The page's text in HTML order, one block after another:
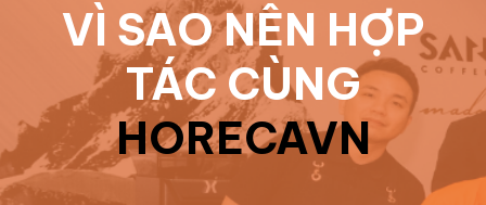
VÌ SAO NÊN HỢP
TÁC CÙNG
HORECAVN